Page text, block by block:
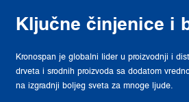
Ključne činjenice i
Kronospan je globalni lider u proizvodnji i
drveta i srodnih proizvoda sa dodatom
na izgradnji boljeg sveta za mnoge ljude.